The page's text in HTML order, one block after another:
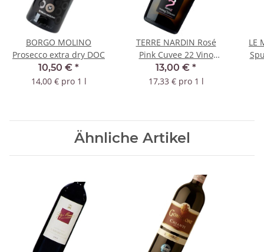
BORGO MOLINO
Prosecco extra dry DOC
10,50 € *
14,00 € pro 1 l
TERRE NARDIN Rosé
Pink Cuvee 22 Vino
Spumante Extra Dry
13,00 € *
17,33 € pro 1 l
LE
Ähnliche Artikel